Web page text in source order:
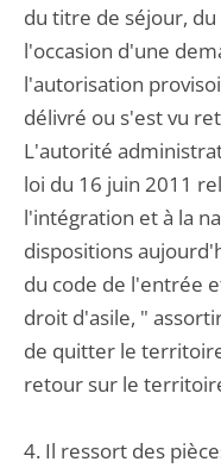
du titre de séjour,
l'occasion d'une
l'autorisation
délivré ou s'est vu
L'autorité
loi du 16 juin 2011
l'intégration et à la
dispositions
du code de l'entrée
droit d'asile, "
de quitter le
retour sur le
4. Il ressort des